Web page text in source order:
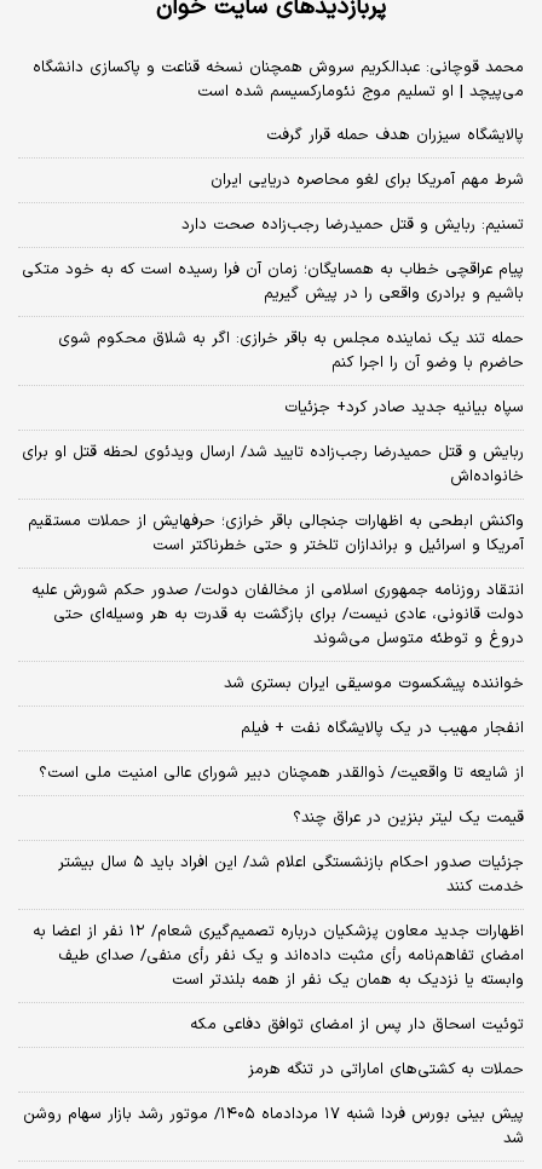
پربازدیدهای سایت خوان
محمد قوچانی: عبدالکریم سروش همچنان نسخه قناعت و پاکسازی دانشگاه
می‌پیچد | او تسلیم موج نئومارکسیسم شده است
پالایشگاه سیزران هدف حمله قرار گرفت
شرط مهم آمریکا برای لغو محاصره دریایی ایران
تسنیم: ربایش و قتل حمیدرضا رجب‌زاده صحت دارد
پیام عراقچی خطاب به همسایگان؛ زمان آن فرا رسیده است که به خود متکی
باشیم و برادری واقعی را در پیش گیریم
حمله تند یک نماینده مجلس به باقر خرازی: اگر به شلاق محکوم شوی
حاضرم با وضو آن را اجرا کنم
سپاه بیانیه جدید صادر کرد+ جزئیات
ربایش و قتل حمیدرضا رجب‌زاده تایید شد/ ارسال ویدئوی لحظه قتل او برای
خانواده‌اش
واکنش ابطحی به اظهارات جنجالی باقر خرازی؛ حرفهایش از حملات مستقیم
آمریکا و اسرائیل و براندازان تلختر و حتی خطرناکتر است
انتقاد روزنامه جمهوری اسلامی از مخالفان دولت/ صدور حکم شورش علیه
دولت قانونی، عادی نیست/ برای بازگشت به قدرت به هر وسیله‌ای حتی
دروغ و توطئه متوسل می‌شوند
خواننده پیشکسوت موسیقی ایران بستری شد
انفجار مهیب در یک پالایشگاه نفت + فیلم
از شایعه تا واقعیت/ ذوالقدر همچنان دبیر شورای ‌عالی امنیت ملی است؟
قیمت یک لیتر بنزین در عراق چند؟
جزئیات صدور احکام بازنشستگی اعلام شد/ این افراد باید ۵ سال بیشتر
خدمت کنند
اظهارات جدید معاون پزشکیان درباره تصمیم‌گیری شعام/ ۱۲ نفر از اعضا به
امضای تفاهم‌نامه رأی مثبت داده‌اند و یک نفر رأی منفی/ صدای طیف
وابسته یا نزدیک به همان یک نفر از همه بلندتر است
توئیت اسحاق دار پس از امضای توافق دفاعی مکه
حملات به کشتی‌های اماراتی در تنگه هرمز
پیش بینی بورس فردا شنبه ۱۷ مردادماه ۱۴۰۵/ موتور رشد بازار سهام روشن
شد